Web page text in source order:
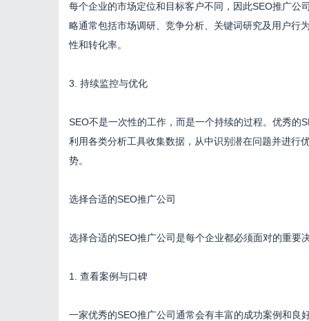
每个企业的市场定位和目标客户不同，因此SEO推广公
略通常包括市场调研、竞争分析、关键词研究及用户行
性和转化率。
3. 持续监控与优化
SEO不是一次性的工作，而是一个持续的过程。优秀的
利用各类分析工具收集数据，从中识别潜在问题并进行
势。
选择合适的SEO推广公司
选择合适的SEO推广公司是每个企业都必须面对的重要
1. 查看案例与口碑
一家优秀的SEO推广公司通常会有丰富的成功案例和良